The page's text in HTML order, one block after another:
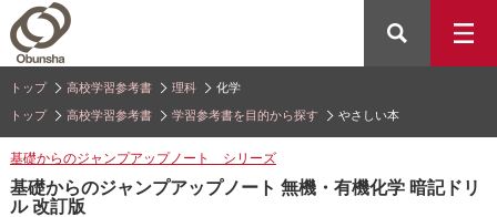
トップ 高校学習参考書 理科 化学
トップ 高校学習参考書 学習参考書を目的から探す やさしい本
基礎からのジャンプアップノート シリーズ
基礎からのジャンプアップノート 無機・有機化学 暗記ドリ
ル 改訂版